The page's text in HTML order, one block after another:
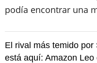
podía encontrar una
El rival más temido por
está aquí: Amazon Leo